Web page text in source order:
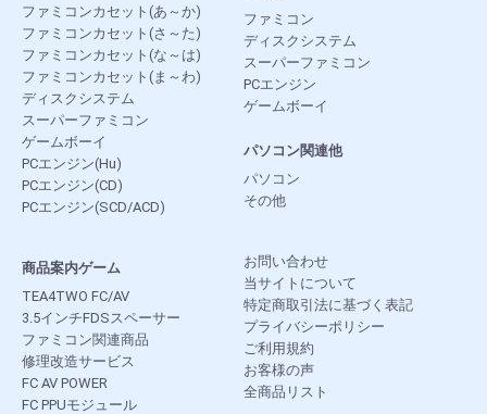
ファミコンカセット(あ～か)
ファミコンカセット(さ～た)
ファミコンカセット(な～は)
ファミコンカセット(ま～わ)
ディスクシステム
スーパーファミコン
ゲームボーイ
PCエンジン(Hu)
PCエンジン(CD)
PCエンジン(SCD/ACD)
ファミコン
ディスクシステム
スーパーファミコン
PCエンジン
ゲームボーイ
パソコン関連他
パソコン
その他
商品案内ゲーム
TEA4TWO FC/AV
3.5インチFDSスペーサー
ファミコン関連商品
修理改造サービス
FC AV POWER
FC PPUモジュール
お問い合わせ
当サイトについて
特定商取引法に基づく表記
プライバシーポリシー
ご利用規約
お客様の声
全商品リスト